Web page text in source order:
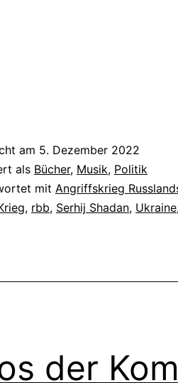
am 5. Dezember 2022
als Bücher, Musik, Politik
mit Angriffskrieg
, rbb, Serhij Shadan, Ukraine
der